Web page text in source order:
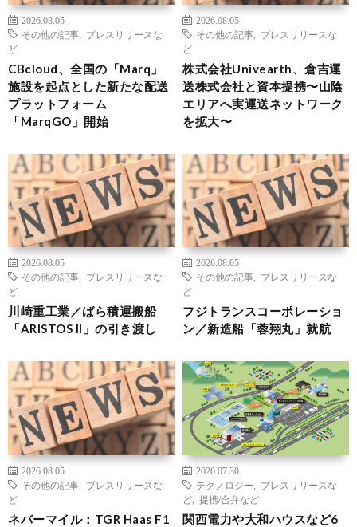
2026.08.05
その他の記事
プレスリリースな
ど
CBcloud、全国の「Marq」
施設を起点とした新たな配送
プラットフォーム
「MarqGO」開始
2026.08.05
その他の記事
プレスリリースな
ど
株式会社Univearth、倉吉運
送株式会社と資本提携〜山陰
エリアへ実運送ネットワーク
を拡大〜
2026.08.05
その他の記事
プレスリリースな
ど
川崎重工業／ばら積運搬船
「ARISTOS II」の引き渡し
2026.08.05
その他の記事
プレスリリースな
ど
フジトランスコーポレーショ
ン／新造船「蓉翔丸」就航
2026.08.05
その他の記事
プレスリリースな
ど
ネバーマイル：TGR Haas F1
2026.07.30
テクノロジー
プレスリリースな
ど
提携/合弁など
関西電力や大和ハウスなど6